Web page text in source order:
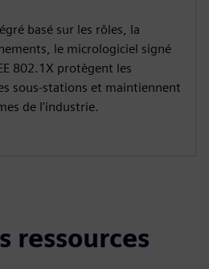
basé sur les rôles, la
le micrologiciel signé
802.1X protègent les
sous-stations et maintiennent
de l'industrie.
ressources